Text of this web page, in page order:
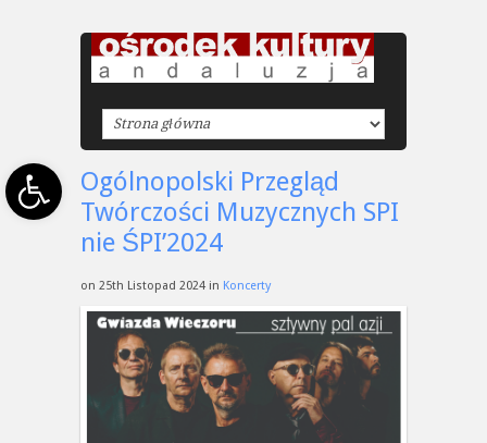
Open toolbarOgólnopolski Przegląd
Twórczości Muzycznych SPI
nie ŚPI’2024
on 25th Listopad 2024 in Koncerty